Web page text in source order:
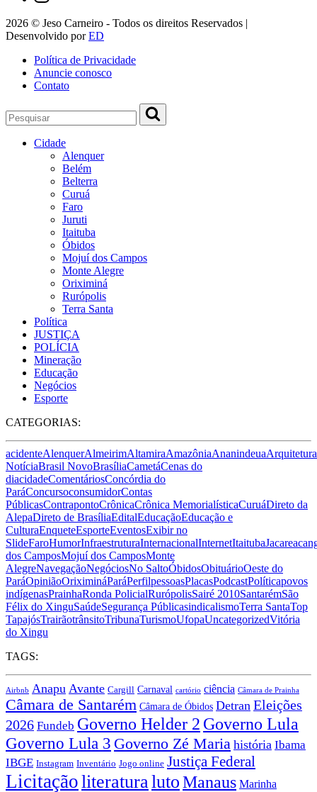
2026 © Jeso Carneiro - Todos os direitos Reservados |
Desenvolvido porED
Política de Privacidade
Anuncie conosco
Contato
Cidade
Alenquer
Belém
Belterra
Curuá
Faro
Juruti
Itaituba
Óbidos
Mojuí dos Campos
Monte Alegre
Oriximiná
Rurópolis
Terra Santa
Política
JUSTIÇA
POLÍCIA
Mineração
Educação
Negócios
Esporte
CATEGORIAS:
acidenteAlenquerAlmeirimAltamiraAmazôniaAnanindeuaArquitetura
NotíciaBrasil NovoBrasíliaCametáCenas do
diacidadeComentáriosConcórdia do
ParáConcursoconsumidorContas
PúblicasContrapontoCrônicaCrônica MemorialísticaCuruáDireto da
AlepaDireto de BrasíliaEditalEducaçãoEducação e
CulturaEnqueteEsporteEventosExibir no
SlideFaroHumorInfraestruturaInternacionalInternetItaituba
dos CamposMojuí dos CamposMonte
AlegreNavegaçãoNegóciosNo SaltoÓbidosObituárioOeste do
ParáOpiniãoOriximináParáPerfilpessoasPlacasPodcastPolíticapovos
indígenasPrainhaRonda PolicialRurópolisSairé 2010SantarémSão
Félix do XinguSaúdeSegurança PúblicasindicalismoTerra SantaTop
TapajósTrairãotrânsitoTribunaTurismoUfopaUncategorizedVitória
do Xingu
TAGS:
Airbnb Anapu Avante Cargill Carnaval cartório ciência Câmara de Prainha
Câmara de Santarém Câmara de Óbidos Detran Eleições
2026 Fundeb Governo Helder 2 Governo Lula
Governo Lula 3 Governo Zé Maria história Ibama
IBGE Instagram Inventário Jogo online Justiça Federal
LicitaçãoliteraturalutoManaus Marinha